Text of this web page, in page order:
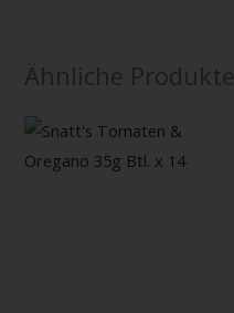
Ähnliche Produkte